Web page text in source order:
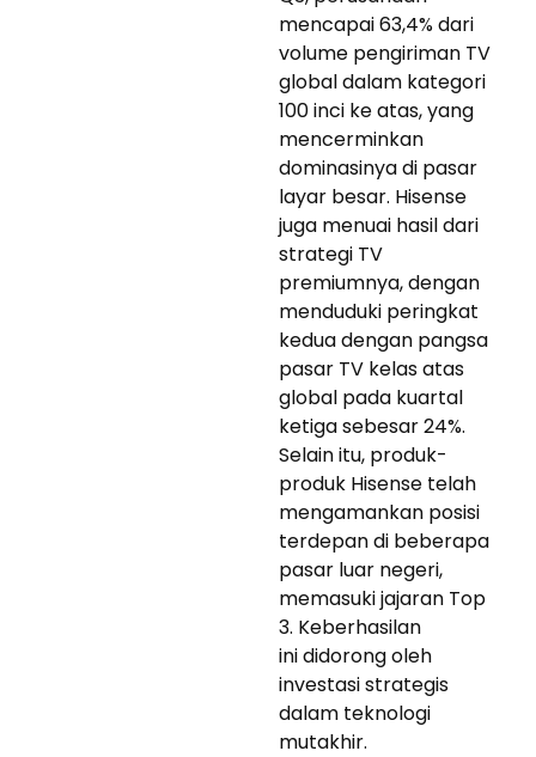
mencapai 63,4% dari
volume pengiriman TV
global dalam kategori
100 inci ke atas, yang
mencerminkan
dominasinya di pasar
layar besar. Hisense
juga menuai hasil dari
strategi TV
premiumnya, dengan
menduduki peringkat
kedua dengan pangsa
pasar TV kelas atas
global pada kuartal
ketiga sebesar 24%.
Selain itu, produk-
produk Hisense telah
mengamankan posisi
terdepan di beberapa
pasar luar negeri,
memasuki jajaran Top
3. Keberhasilan
ini didorong oleh
investasi strategis
dalam teknologi
mutakhir.